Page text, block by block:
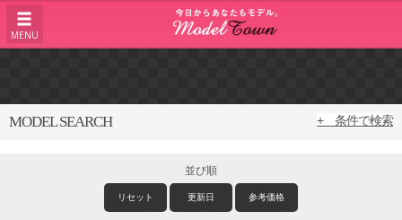
MENU
MODEL SEARCH + 条件で検索
並び順
リセット 更新日 参考価格